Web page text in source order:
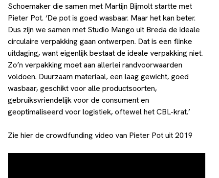
Schoemaker die samen met Martijn Bijmolt startte met
Pieter Pot. ‘De pot is goed wasbaar. Maar het kan beter.
Dus zijn we samen met Studio Mango uit Breda de ideale
circulaire verpakking gaan ontwerpen. Dat is een flinke
uitdaging, want eigenlijk bestaat de ideale verpakking niet.
Zo’n verpakking moet aan allerlei randvoorwaarden
voldoen. Duurzaam materiaal, een laag gewicht, goed
wasbaar, geschikt voor alle productsoorten,
gebruiksvriendelijk voor de consument en
geoptimaliseerd voor logistiek, oftewel het CBL-krat.’
Zie hier de crowdfunding video van Pieter Pot uit 2019